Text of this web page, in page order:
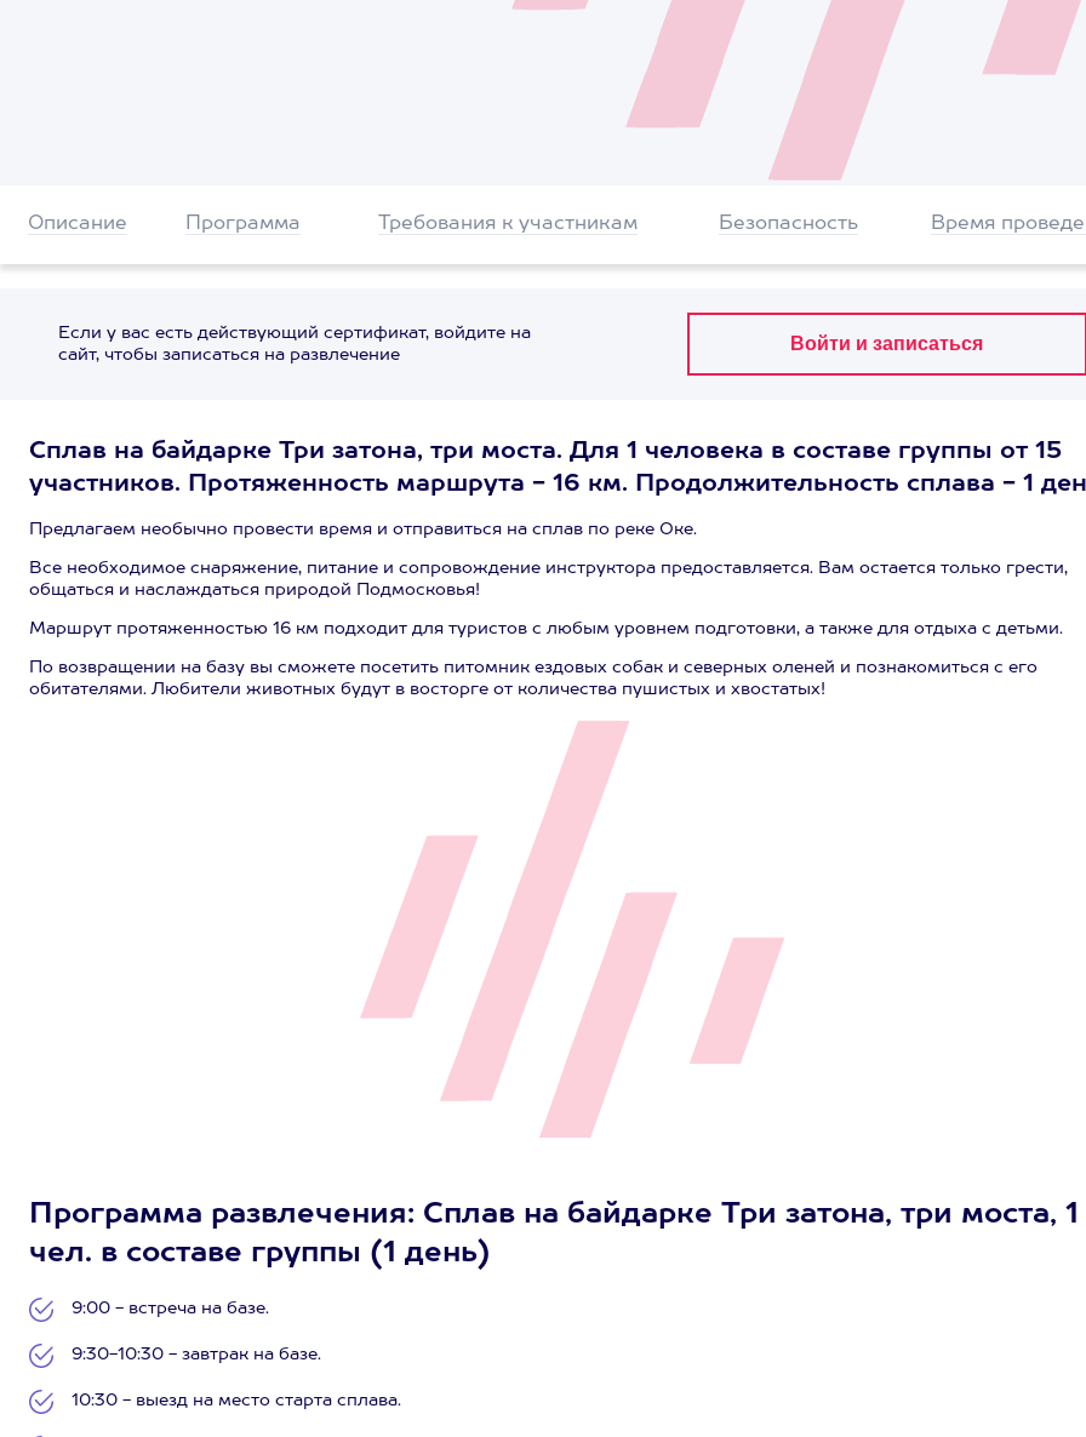
Описание Программа Требования к участникам Безопасность Время
Если у вас есть действующий сертификат, войдите на
сайт, чтобы записаться на развлечение
Сплав на байдарке Три затона, три моста. Для 1 человека в составе группы от 15
участников. Протяженность маршрута - 16 км. Продолжительность сплава - 1
Предлагаем необычно провести время и отправиться на сплав по реке Оке.
Все необходимое снаряжение, питание и сопровождение инструктора предоставляется. Вам остается только грести,
общаться и наслаждаться природой Подмосковья!
Маршрут протяженностью 16 км подходит для туристов с любым уровнем подготовки, а также для отдыха с детьми.
По возвращении на базу вы сможете посетить питомник ездовых собак и северных оленей и познакомиться с его
обитателями. Любители животных будут в восторге от количества пушистых и хвостатых!
Программа развлечения: Сплав на байдарке Три затона, три моста, 1
чел. в составе группы (1 день)
9:00 - встреча на базе.
9:30-10:30 - завтрак на базе.
10:30 - выезд на место старта сплава.